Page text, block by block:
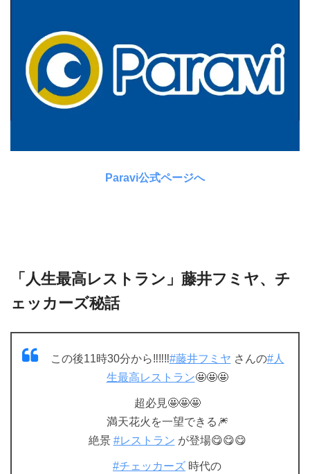
Paravi公式ページへ
「人生最高レストラン」藤井フミヤ、チ
ェッカーズ秘話
この後11時30分から‼️‼️‼️#藤井フミヤ さんの#人
生最高レストラン🤩🤩🤩
超必見🤩🤩🤩
満天花火を一望できる🎆
絶景 #レストラン が登場😋😋😋
#チェッカーズ 時代の